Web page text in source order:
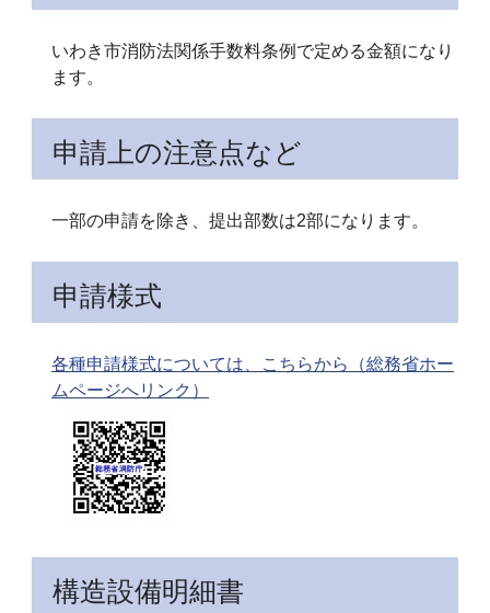
いわき市消防法関係手数料条例で定める金額になり
ます。
申請上の注意点など
一部の申請を除き、提出部数は2部になります。
申請様式
各種申請様式については、こちらから（総務省ホー
ムページへリンク）
構造設備明細書